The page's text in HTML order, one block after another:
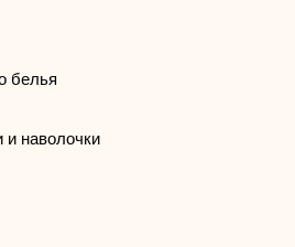
белья
и наволочки